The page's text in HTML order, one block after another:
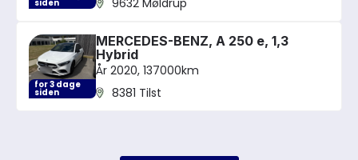
siden 9632 Møldrup
for 3 dage
siden
MERCEDES-BENZ, A 250 e, 1,3
Hybrid
År 2020, 137000km
8381 Tilst